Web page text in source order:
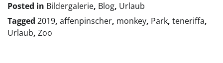
Posted in Bildergalerie, Blog, Urlaub
Tagged 2019, affenpinscher, monkey, Park, teneriffa,
Urlaub, Zoo